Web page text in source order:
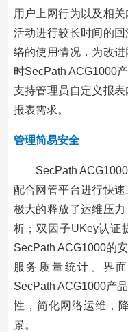
用户上网行为以及相
活动进行较长时间的
络的使用情况，为改
时SecPath ACG1000
支持管理员自定义报
报表需求。
管理简易安全
SecPath
配合网管平台进行快
极大的释放了运维压
析；双因子UKey认证
SecPath ACG1000的
服务质量统计、界
SecPath ACG1000产
性，简化网络运维，
景。